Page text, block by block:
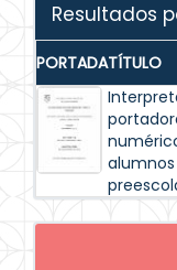
Resultados
PORTADATÍTULO